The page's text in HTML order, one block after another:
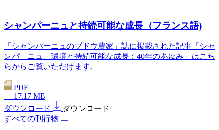
シャンパーニュと持続可能な成長（フランス語)
「シャンパーニュのブドウ農家」誌に掲載された記事「シャ
ンパーニュ、環境と持続可能な成長：40年のあゆみ」はこち
らからご覧いただけます。
PDF
— 17.17 MB
ダウンロード
ダウンロード
すべての刊行物